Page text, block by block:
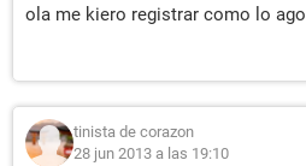
ola me kiero registrar como lo ago
tinista de corazon
28 jun 2013 a las 19:10